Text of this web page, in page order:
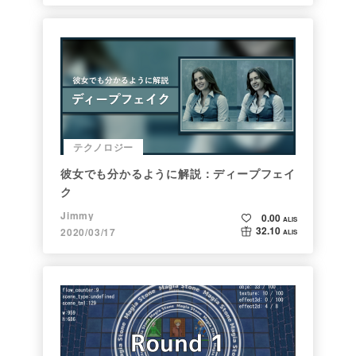
テクノロジー
彼女でも分かるように解説：ディープフェイ
ク
Jimmy
2020/03/17
0.00 ALIS
32.10 ALIS